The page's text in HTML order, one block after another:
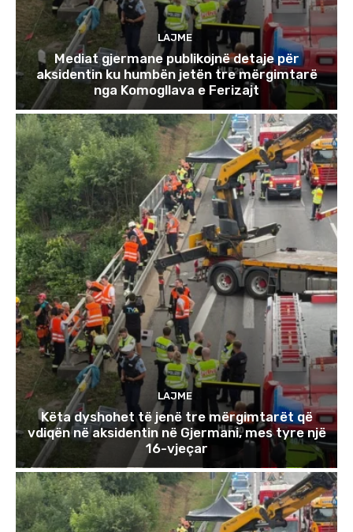
LAJME
Mediat gjermane publikojnë detaje për
aksidentin ku humbën jetën tre mërgimtarë
nga Komogllava e Ferizajt
LAJME
Këta dyshohet të jenë tre mërgimtarët që
vdiqën në aksidentin në Gjermani, mes tyre një
16-vjeçar